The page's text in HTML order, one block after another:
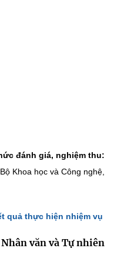
Công Nghệ
đánh giá, nghiệm thu:
Khoa học và Công nghệ,
quả thực hiện nhiệm vụ
văn và Tự nhiên